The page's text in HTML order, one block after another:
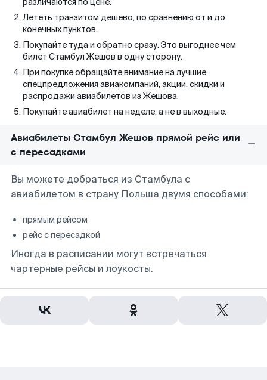
Лететь транзитом дешево, по сравнению от и до
конечных пунктов.
Покупайте туда и обратно сразу. Это выгоднее чем
билет Стамбул Жешов в одну сторону.
При покупке обращайте внимание на лучшие
спецпредложения авиакомпаний, акции, скидки и
распродажи авиабилетов из Жешова.
Покупайте авиабилет на неделе, а не в выходные.
Авиабилеты Стамбул Жешов прямой рейс или
с пересадками
Вы можете добраться из Стамбула с
авиабилетом в страну Польша двумя способами:
прямым рейсом
рейс с пересадкой
Иногда в расписании могут встречаться
чартерные рейсы и лоукосты.